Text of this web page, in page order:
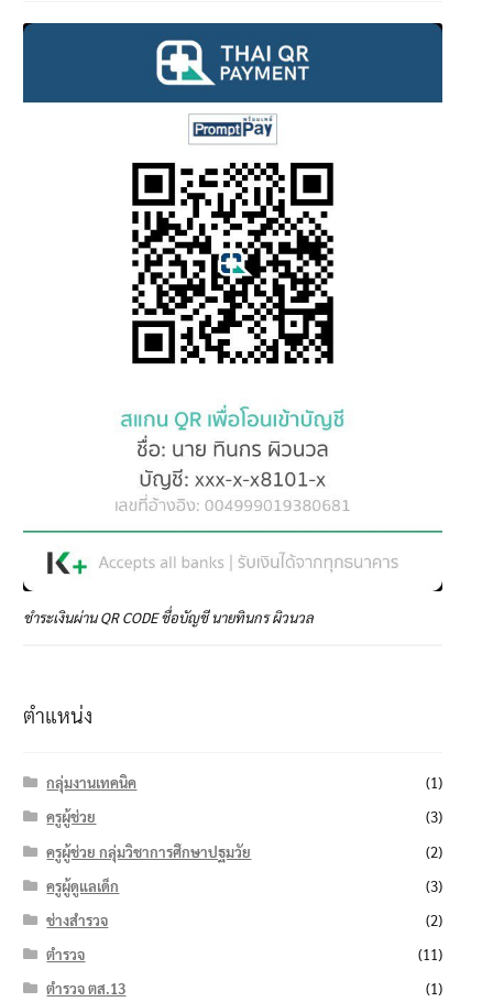
ชำระเงินผ่าน QR CODE ชื่อบัญชี นายทินกร ผิวนวล
ตำแหน่ง
กลุ่มงานเทคนิค
(1)
ครูผู้ช่วย
(3)
ครูผู้ช่วย กลุ่มวิชาการศึกษาปฐมวัย
(2)
ครูผู้ดูแลเด็ก
(3)
ช่างสำรวจ
(2)
ตำรวจ
(11)
ตำรวจ ตส.13
(1)